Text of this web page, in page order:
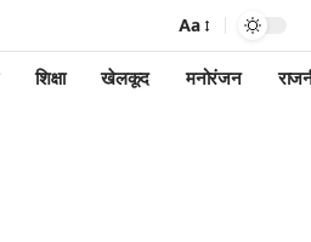
Aa
शिक्षा खेलकूद मनोरंजन